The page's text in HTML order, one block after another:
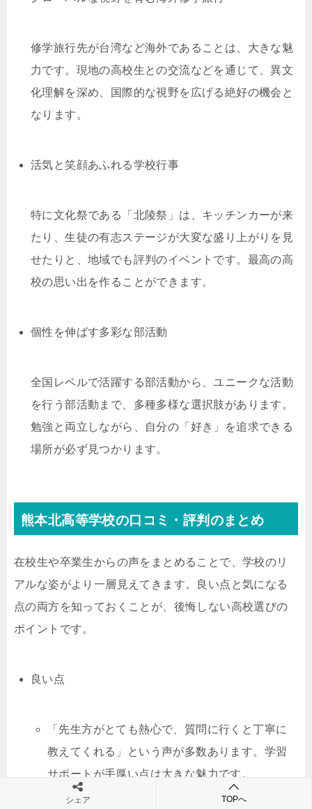
修学旅行先が台湾など海外であることは、大きな魅
力です。現地の高校生との交流などを通じて、異文
化理解を深め、国際的な視野を広げる絶好の機会と
なります。
活気と笑顔あふれる学校行事
特に文化祭である「北陵祭」は、キッチンカーが来
たり、生徒の有志ステージが大変な盛り上がりを見
せたりと、地域でも評判のイベントです。最高の高
校の思い出を作ることができます。
個性を伸ばす多彩な部活動
全国レベルで活躍する部活動から、ユニークな活動
を行う部活動まで、多種多様な選択肢があります。
勉強と両立しながら、自分の「好き」を追求できる
場所が必ず見つかります。
熊本北高等学校の口コミ・評判のまとめ
在校生や卒業生からの声をまとめることで、学校のリ
アルな姿がより一層見えてきます。良い点と気になる
点の両方を知っておくことが、後悔しない高校選びの
ポイントです。
良い点
「先生方がとても熱心で、質問に行くと丁寧に
教えてくれる」という声が多数あります。学習
サポートが手厚い点は大きな魅力です。
シェア TOPへ